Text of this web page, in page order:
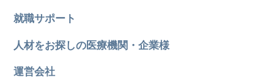
就職サポート
人材をお探しの医療機関・企業様
運営会社